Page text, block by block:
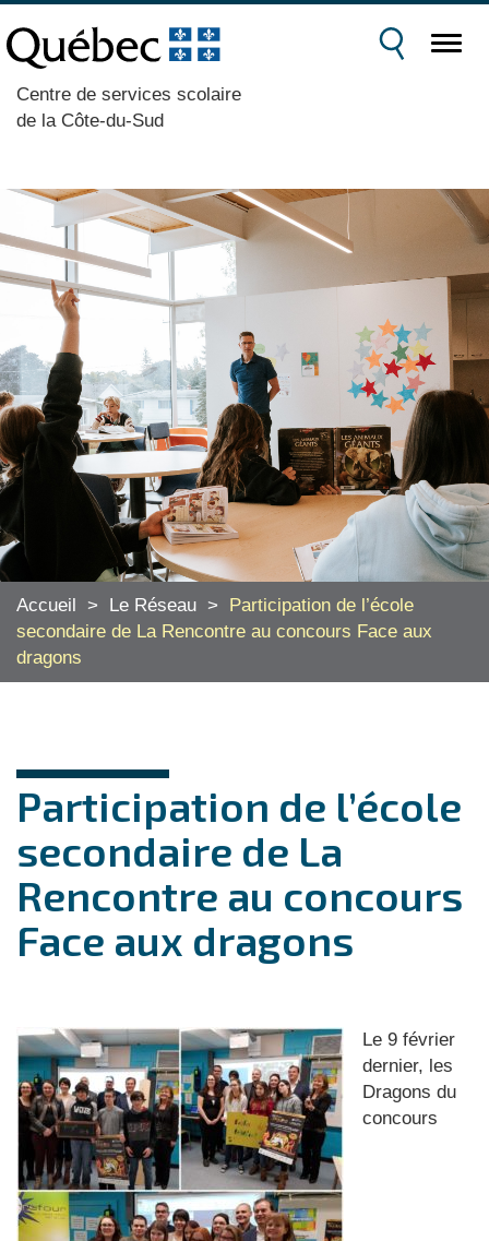
Centre de services scolaire
de la Côte-du-Sud
Accueil > Le Réseau >
Participation de l’école
secondaire de La Rencontre au concours Face aux
dragons
Participation de l’école
secondaire de La
Rencontre au concours
Face aux dragons
Le 9 février
dernier, les
Dragons du
concours